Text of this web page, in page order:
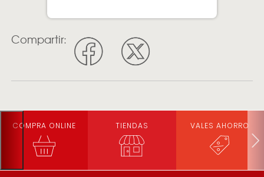
Compartir:
COMPRA ONLINE TIENDAS VALES AHORRO